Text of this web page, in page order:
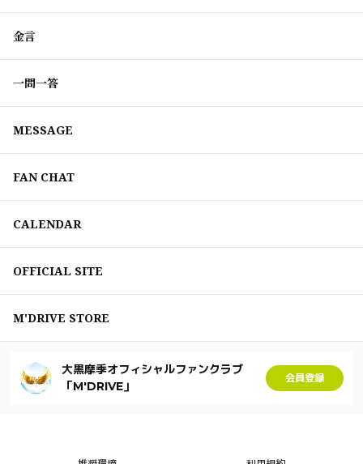
金言
一問一答
MESSAGE
FAN CHAT
CALENDAR
OFFICIAL SITE
M'DRIVE STORE
大黒摩季オフィシャルファンクラブ
「M'DRIVE」
会員登録